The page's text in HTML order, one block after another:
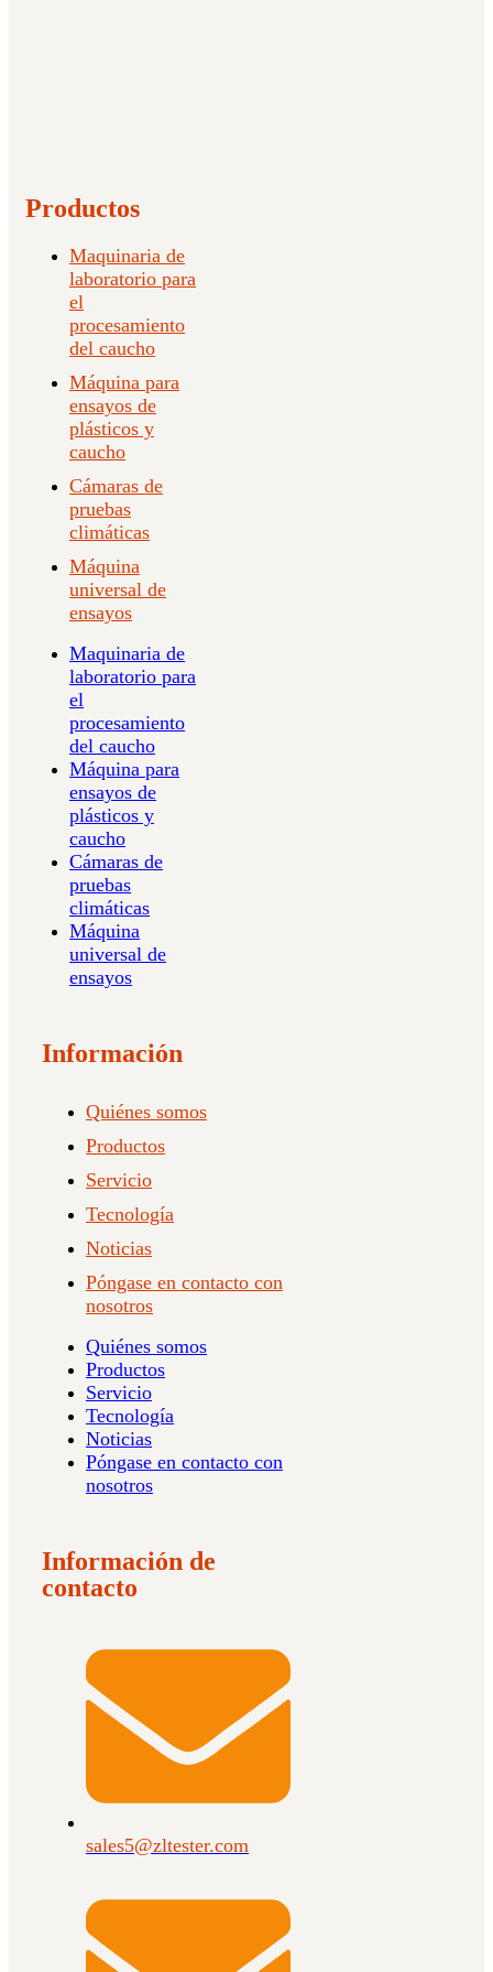
Productos
Maquinaria de
laboratorio para
el
procesamiento
del caucho
Máquina para
ensayos de
plásticos y
caucho
Cámaras de
pruebas
climáticas
Máquina
universal de
ensayos
Maquinaria de
laboratorio para
el
procesamiento
del caucho
Máquina para
ensayos de
plásticos y
caucho
Cámaras de
pruebas
climáticas
Máquina
universal de
ensayos
Información
Quiénes somos
Productos
Servicio
Tecnología
Noticias
Póngase en contacto con
nosotros
Quiénes somos
Productos
Servicio
Tecnología
Noticias
Póngase en contacto con
nosotros
Información de
contacto
sales5@zltester.com